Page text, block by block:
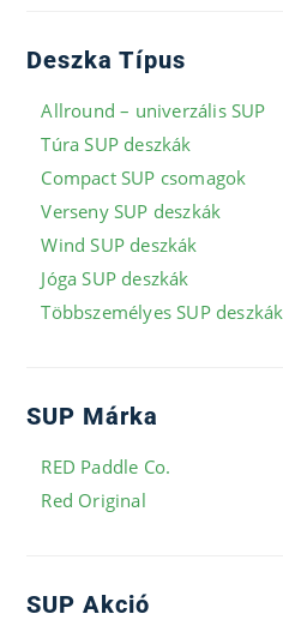
Deszka Típus
Allround – univerzális SUP
Túra SUP deszkák
Compact SUP csomagok
Verseny SUP deszkák
Wind SUP deszkák
Jóga SUP deszkák
Többszemélyes SUP deszkák
SUP Márka
RED Paddle Co.
Red Original
SUP Akció